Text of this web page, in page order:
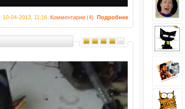
10-04-2013, 11:16 Комментарии (4) Подробнее